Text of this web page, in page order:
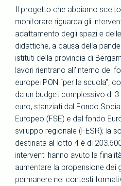
Il progetto che abbiamo
monitorare riguarda gli
adattamento degli spazi e
didattiche, a causa della
istituti della provincia di
lavori rientrano all’interno dei
europei PON “per la scuola”,
da un budget complessivo di 3
euro, stanziati dal Fondo
Europeo (FSE) e dal fondo
sviluppo regionale (FESR); la
destinata al lotto 4 è di
interventi hanno avuto la
aumentare la propensione dei
permanere nei contesti